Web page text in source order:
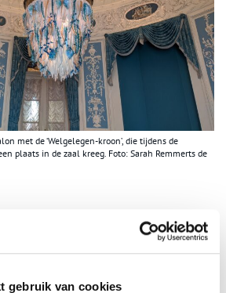
gebruik van cookies
met de ‘Welgelegen-kroon’, die tijdens de
plaats in de zaal kreeg. Foto: Sarah Remmerts de
geregeld traditionele concerten in de
waarbij het strijkje in het midden van de
Maar een muzikale